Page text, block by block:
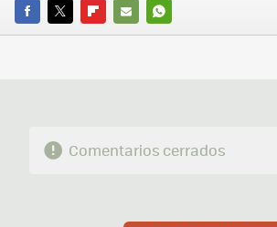
FACEBOOK
TWITTERFLIPBOARD
E-
WHATSAPP
Comentarios cerrados